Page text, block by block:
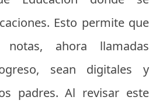
Esto permite que
ahora llamadas
sean digitales y
padres. Al revisar este